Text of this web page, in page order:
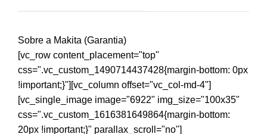
Sobre a Makita (Garantia)
[vc_row content_placement="top"
css=".vc_custom_1490714437428{margin-bottom: 0px
!important;}"][vc_column offset="vc_col-md-4"]
[vc_single_image image="6922" img_size="100x35"
css=".vc_custom_1616381649864{margin-bottom:
20px !important;}" parallax_scroll="no"]